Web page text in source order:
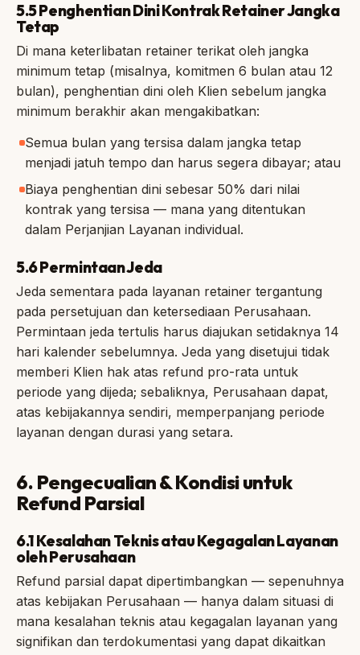
5.5 Penghentian Dini Kontrak Retainer Jangka
Tetap
Di mana keterlibatan retainer terikat oleh jangka
minimum tetap (misalnya, komitmen 6 bulan atau 12
bulan), penghentian dini oleh Klien sebelum jangka
minimum berakhir akan mengakibatkan:
Semua bulan yang tersisa dalam jangka tetap
menjadi jatuh tempo dan harus segera dibayar; atau
Biaya penghentian dini sebesar 50% dari nilai
kontrak yang tersisa — mana yang ditentukan
dalam Perjanjian Layanan individual.
5.6 Permintaan Jeda
Jeda sementara pada layanan retainer tergantung
pada persetujuan dan ketersediaan Perusahaan.
Permintaan jeda tertulis harus diajukan setidaknya 14
hari kalender sebelumnya. Jeda yang disetujui tidak
memberi Klien hak atas refund pro-rata untuk
periode yang dijeda; sebaliknya, Perusahaan dapat,
atas kebijakannya sendiri, memperpanjang periode
layanan dengan durasi yang setara.
6. Pengecualian & Kondisi untuk
Refund Parsial
6.1 Kesalahan Teknis atau Kegagalan Layanan
oleh Perusahaan
Refund parsial dapat dipertimbangkan — sepenuhnya
atas kebijakan Perusahaan — hanya dalam situasi di
mana kesalahan teknis atau kegagalan layanan yang
signifikan dan terdokumentasi yang dapat dikaitkan